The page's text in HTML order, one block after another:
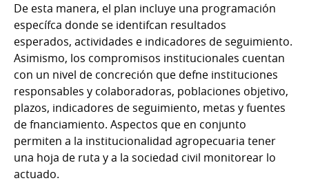
De esta manera, el plan incluye una programación
específca donde se identifcan resultados
esperados, actividades e indicadores de seguimiento.
Asimismo, los compromisos institucionales cuentan
con un nivel de concreción que defne instituciones
responsables y colaboradoras, poblaciones objetivo,
plazos, indicadores de seguimiento, metas y fuentes
de fnanciamiento. Aspectos que en conjunto
permiten a la institucionalidad agropecuaria tener
una hoja de ruta y a la sociedad civil monitorear lo
actuado.